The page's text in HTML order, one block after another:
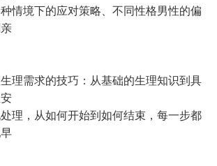
情境下的应对策略、不同性格男性的偏
需求的技巧：从基础的生理知识到具
理，从如何开始到如何结束，每一步都